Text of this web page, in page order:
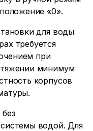
«0».
для воды
требуется
при
минимум
корпусов
системы водой. Для